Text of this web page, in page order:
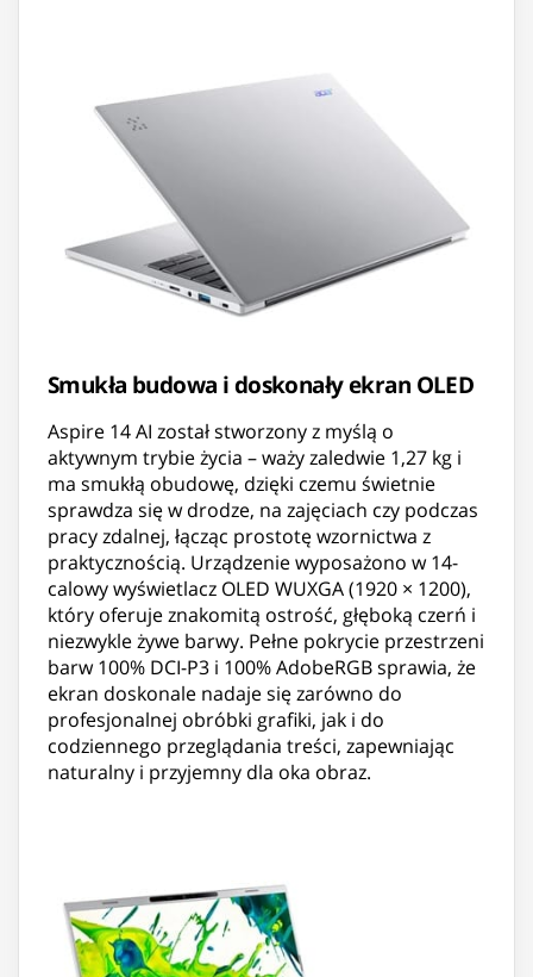
Smukła budowa i doskonały ekran OLED
Aspire 14 AI został stworzony z myślą o
aktywnym trybie życia – waży zaledwie 1,27 kg i
ma smukłą obudowę, dzięki czemu świetnie
sprawdza się w drodze, na zajęciach czy podczas
pracy zdalnej, łącząc prostotę wzornictwa z
praktycznością. Urządzenie wyposażono w 14-
calowy wyświetlacz OLED WUXGA (1920 × 1200),
który oferuje znakomitą ostrość, głęboką czerń i
niezwykle żywe barwy. Pełne pokrycie przestrzeni
barw 100% DCI-P3 i 100% AdobeRGB sprawia, że
ekran doskonale nadaje się zarówno do
profesjonalnej obróbki grafiki, jak i do
codziennego przeglądania treści, zapewniając
naturalny i przyjemny dla oka obraz.